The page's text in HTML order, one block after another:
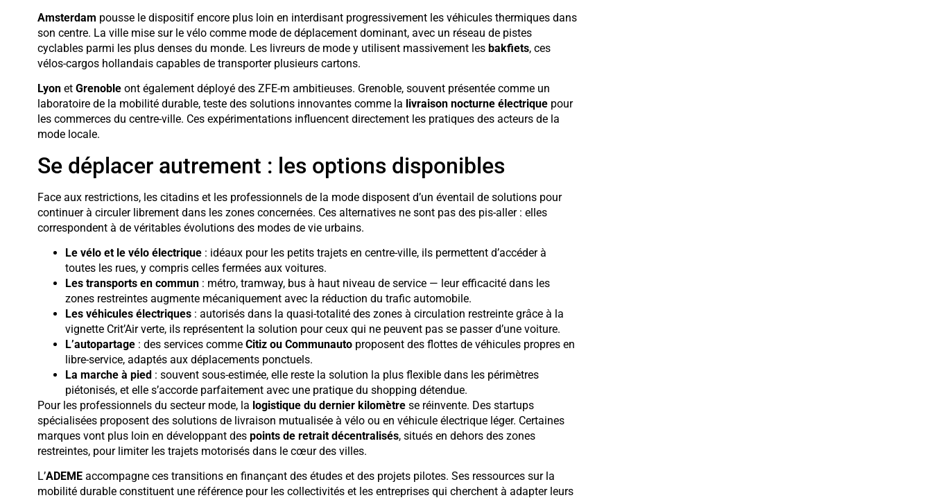
Amsterdam pousse le dispositif encore plus loin en interdisant progressivement les véhicules thermiques dans
son centre. La ville mise sur le vélo comme mode de déplacement dominant, avec un réseau de pistes
cyclables parmi les plus denses du monde. Les livreurs de mode y utilisent massivement les bakfiets, ces
vélos-cargos hollandais capables de transporter plusieurs cartons.
Lyonet Grenobleont également déployé des ZFE-m ambitieuses. Grenoble, souvent présentée comme un
laboratoire de la mobilité durable, teste des solutions innovantes comme la livraison nocturne électriquepour
les commerces du centre-ville. Ces expérimentations influencent directement les pratiques des acteurs de la
mode locale.
Se déplacer autrement : les options disponibles
Face aux restrictions, les citadins et les professionnels de la mode disposent d’un éventail de solutions pour
continuer à circuler librement dans les zones concernées. Ces alternatives ne sont pas des pis-aller : elles
correspondent à de véritables évolutions des modes de vie urbains.
Le vélo et le vélo électrique: idéaux pour les petits trajets en centre-ville, ils permettent d’accéder à
toutes les rues, y compris celles fermées aux voitures.
Les transports en commun: métro, tramway, bus à haut niveau de service — leur efficacité dans les
zones restreintes augmente mécaniquement avec la réduction du trafic automobile.
Les véhicules électriques: autorisés dans la quasi-totalité des zones à circulation restreinte grâce à la
vignette Crit’Air verte, ils représentent la solution pour ceux qui ne peuvent pas se passer d’une voiture.
L’autopartage: des services comme Citiz ou Communautoproposent des flottes de véhicules propres en
libre-service, adaptés aux déplacements ponctuels.
La marche à pied: souvent sous-estimée, elle reste la solution la plus flexible dans les périmètres
piétonisés, et elle s’accorde parfaitement avec une pratique du shopping détendue.
Pour les professionnels du secteur mode, la logistique du dernier kilomètrese réinvente. Des startups
spécialisées proposent des solutions de livraison mutualisée à vélo ou en véhicule électrique léger. Certaines
marques vont plus loin en développant des points de retrait décentralisés, situés en dehors des zones
restreintes, pour limiter les trajets motorisés dans le cœur des villes.
L’ADEMEaccompagne ces transitions en finançant des études et des projets pilotes. Ses ressources sur la
mobilité durable constituent une référence pour les collectivités et les entreprises qui cherchent à adapter leurs